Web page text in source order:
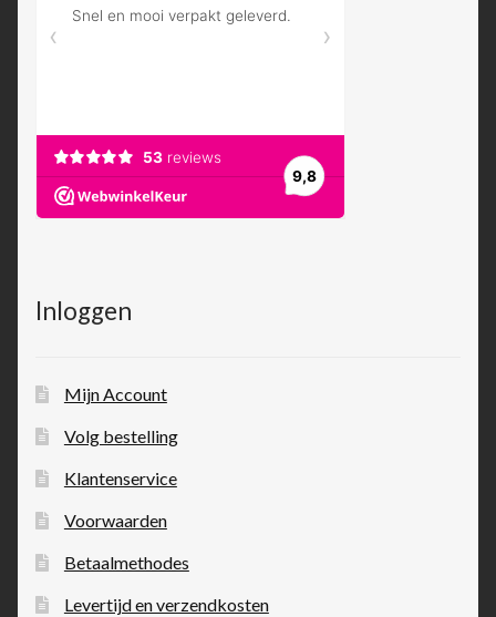
Inloggen
Mijn Account
Volg bestelling
Klantenservice
Voorwaarden
Betaalmethodes
Levertijd en verzendkosten